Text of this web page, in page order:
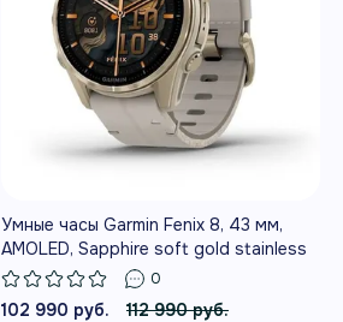
Умные часы Garmin Fenix 8, 43 мм,
AMOLED, Sapphire soft gold stainless
steel with fog gray leather band plus
fog gray/dark sandstone silicone band
0
102 990 руб. 112 990 руб.